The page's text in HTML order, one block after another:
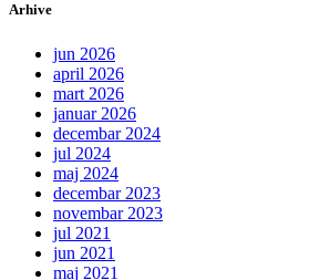
Arhive
jun 2026
april 2026
mart 2026
januar 2026
decembar 2024
jul 2024
maj 2024
decembar 2023
novembar 2023
jul 2021
jun 2021
maj 2021